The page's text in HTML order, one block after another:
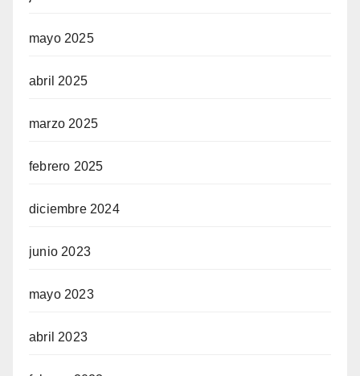
mayo 2025
abril 2025
marzo 2025
febrero 2025
diciembre 2024
junio 2023
mayo 2023
abril 2023